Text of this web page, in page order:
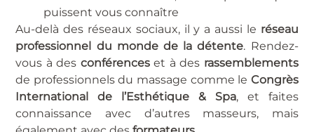
puissent vous connaître
Au-delà des réseaux sociaux, il y a aussi le réseau
professionnel du monde de la détente. Rendez-
vous à des conférenceset à des rassemblements
de professionnels du massage comme le Congrès
International de l’Esthétique & Spa, et faites
connaissance avec d’autres masseurs, mais